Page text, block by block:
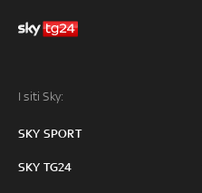
I siti Sky:
SKY SPORT
SKY TG24